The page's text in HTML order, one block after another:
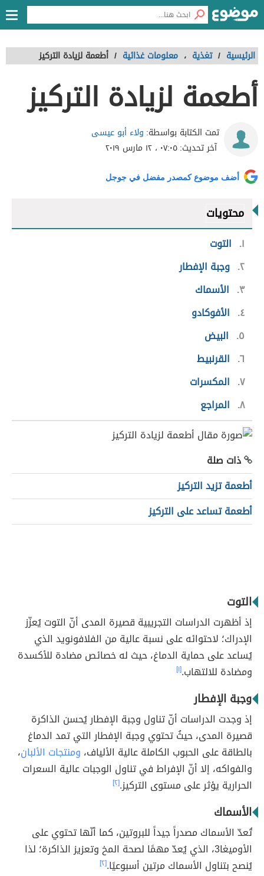
الرئيسية / تغذية ، معلومات غذائية / أطعمة لزيادة التركيز
أطعمة لزيادة التركيز
تمت الكتابة بواسطة: ولاء أبو عيسى
آخر تحديث:٠٧:٠٥ ، ١٢ مارس ٢٠١٩
أضف موضوع كمصدر مفضل في جوجل
محتويات
١
التوت
٢ وجبة الإفطار
٣
الأسماك
٤
الأفوكادو
٥
البيض
٦ القرنبيط
٧ المكسرات
٨ المراجع
ذات صلة
أطعمة تزيد التركيز
أطعمة تساعد على التركيز
التوت
إذ أظهرت الدراسات التجريبية قصيرة المدى أنّ التوت يُعزّز
الإدراك؛ لاحتوائه على نسبة عالية من الفلافونويد الذي
يُساعد على حماية الدماغ، حيث له خصائص مضادة للأكسدة
ومضادة للالتهاب.[١]
وجبة الإفطار
إذ وجدت الدراسات أنّ تناول وجبة الإفطار يُحسن الذاكرة
قصيرة المدى، حيثُ تحتوي وجبة الإفطار التي تمد الدماغ
بالطاقة على الحبوب الكاملة عالية الألياف، ومنتجات الألبان،
والفواكه، إلا أنّ الإفراط في تناول الوجبات عالية السعرات
الحرارية يؤثر على مستوى التركيز.[٢]
الأسماك
تُعدّ الأسماك مصدراً جيداً للبروتين، كما أنّها تحتوي على
الأوميغا3، الذي يُعدّ مهمًا لصحة المخ وتعزيز الذاكرة؛ لذا
يُنصح بتناول الأسماك مرتين أسبوعيًا.[٢]